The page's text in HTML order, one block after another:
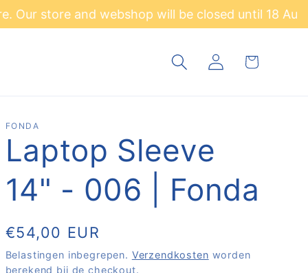
webshop will be closed until18 August. Orders
Inloggen
Winkelwagen
FONDA
Laptop Sleeve
14" - 006 | Fonda
Normale
prijs
€54,00 EUR
Belastingen inbegrepen. Verzendkosten worden
berekend bij de checkout.